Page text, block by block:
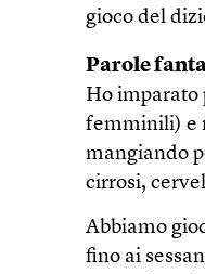
gioco del
Parole
Ho imparato
femminili) e
mangiando
cirrosi,
Abbiamo
fino ai